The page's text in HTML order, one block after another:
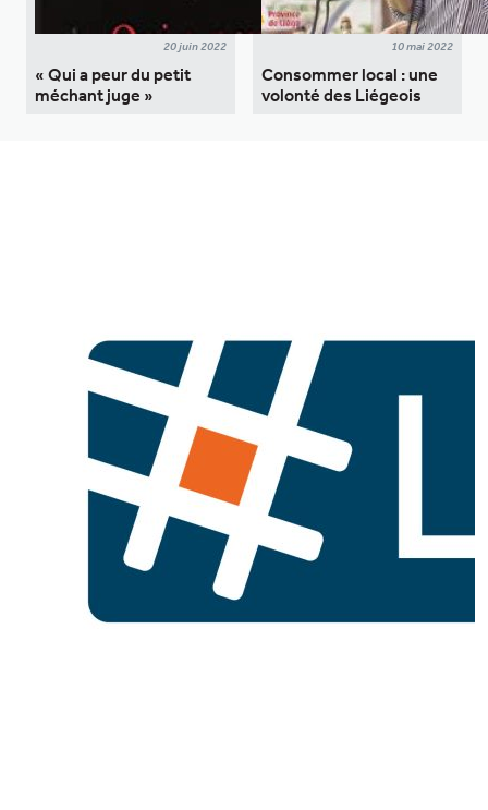
20 juin 2022
« Qui a peur du petit
méchant juge »
10 mai 2022
Consommer local : une
volonté des Liégeois